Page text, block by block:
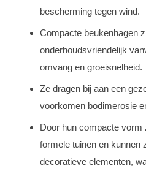
bescherming tegen wind.
Compacte beukenhagen
onderhoudsvriendelijk
omvang en groeisnelheid.
Ze dragen bij aan een
voorkomen bodimerosie
Door hun compacte
formele tuinen en kunnen
decoratieve elementen,